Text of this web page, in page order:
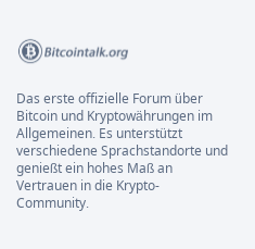
Das erste offizielle Forum über
Bitcoin und Kryptowährungen im
Allgemeinen. Es unterstützt
verschiedene Sprachstandorte und
genießt ein hohes Maß an
Vertrauen in die Krypto-
Community.